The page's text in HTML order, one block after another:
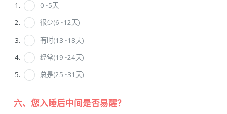
0~5天
很少(6~12天)
有时(13~18天)
经常(19~24天)
总是(25~31天)
六、您入睡后中间是否易醒？